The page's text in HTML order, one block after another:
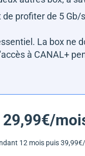
profiter de 5 Gb/
La box ne
à CANAL+
29,99€/
12 mois puis